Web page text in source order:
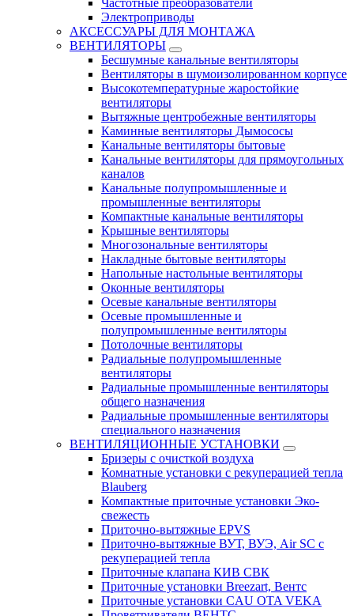
Частотные преобразователи
Электроприводы
АКСЕССУАРЫ ДЛЯ МОНТАЖА
ВЕНТИЛЯТОРЫ
Бесшумные канальные вентиляторы
Вентиляторы в шумоизолированном корпусе
Высокотемпературные жаростойкие
вентиляторы
Вытяжные центробежные вентиляторы
Каминные вентиляторы Дымососы
Канальные вентиляторы бытовые
Канальные вентиляторы для прямоугольных
каналов
Канальные полупромышленные и
промышленные вентиляторы
Компактные канальные вентиляторы
Крышные вентиляторы
Многозональные вентиляторы
Накладные бытовые вентиляторы
Напольные настольные вентиляторы
Оконные вентиляторы
Осевые канальные вентиляторы
Осевые промышленные и
полупромышленные вентиляторы
Потолочные вентиляторы
Радиальные полупромышленные
вентиляторы
Радиальные промышленные вентиляторы
общего назначения
Радиальные промышленные вентиляторы
специального назначения
ВЕНТИЛЯЦИОННЫЕ УСТАНОВКИ
Бризеры с очисткой воздуха
Комнатные установки с рекуперацией тепла
Blauberg
Компактные приточные установки Эко-
свежесть
Приточно-вытяжные EPVS
Приточно-вытяжные ВУТ, ВУЭ, Air SC с
рекуперацией тепла
Приточные клапана КИВ СВК
Приточные установки Breezart, Вентс
Приточные установки CAU OTA VEKA